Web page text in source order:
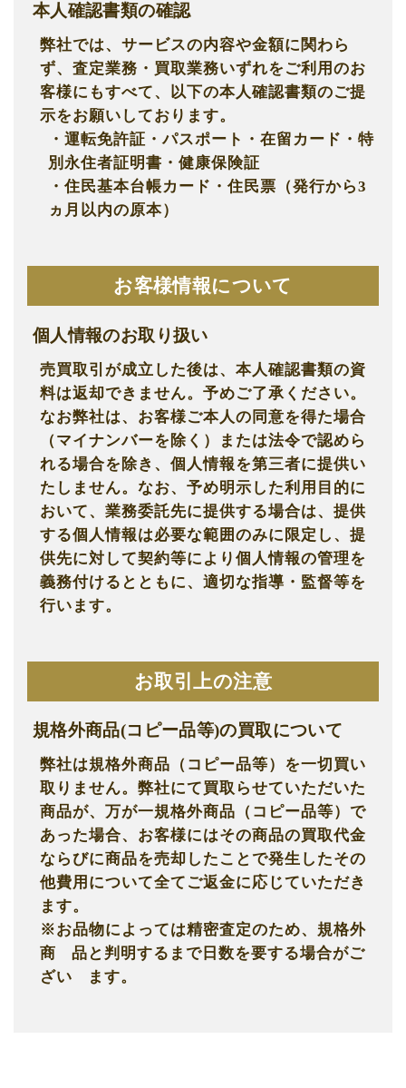
本人確認書類の確認
弊社では、サービスの内容や金額に関わら
ず、査定業務・買取業務いずれをご利用のお
客様にもすべて、以下の本人確認書類のご提
示をお願いしております。
・運転免許証・パスポート・在留カード・特
別永住者証明書・健康保険証
・住民基本台帳カード・住民票（発行から3
ヵ月以内の原本）
お客様情報について
個人情報のお取り扱い
売買取引が成立した後は、本人確認書類の資
料は返却できません。予めご了承ください。
なお弊社は、お客様ご本人の同意を得た場合
（マイナンバーを除く）または法令で認めら
れる場合を除き、個人情報を第三者に提供い
たしません。なお、予め明示した利用目的に
おいて、業務委託先に提供する場合は、提供
する個人情報は必要な範囲のみに限定し、提
供先に対して契約等により個人情報の管理を
義務付けるとともに、適切な指導・監督等を
行います。
お取引上の注意
規格外商品(コピー品等)の買取について
弊社は規格外商品（コピー品等）を一切買い
取りません。弊社にて買取らせていただいた
商品が、万が一規格外商品（コピー品等）で
あった場合、お客様にはその商品の買取代金
ならびに商品を売却したことで発生したその
他費用について全てご返金に応じていただき
ます。
※お品物によっては精密査定のため、規格外
商
品と判明するまで日数を要する場合がご
ざい
ます。